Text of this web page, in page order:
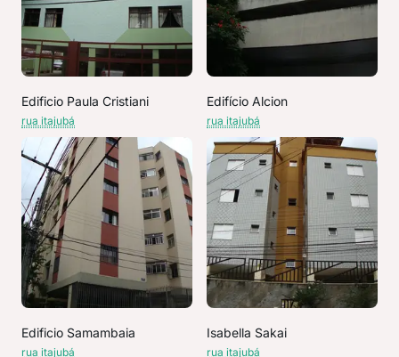
Edificio Paula Cristiani
rua itajubá
Edifício Alcion
rua itajubá
Edificio Samambaia
rua itajubá
Isabella Sakai
rua itajubá